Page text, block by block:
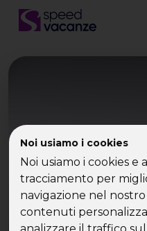
Noi usiamo i cookies
Noi usiamo i cookies
tracciamento per
navigazione nel
contenuti
Dove